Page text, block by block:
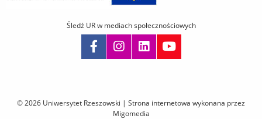
© 2026 Uniwersytet Rzeszowski | Strona internetowa wykonana przez
Migomedia
Śledź UR w mediach społecznościowych
i
przejdź